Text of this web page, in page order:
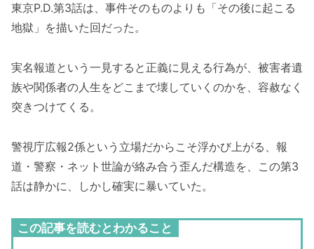
東京P.D.第3話は、事件そのものよりも「その後に起こる
地獄」を描いた回だった。
実名報道という一見すると正義に見える行為が、被害者遺
族や関係者の人生をどこまで壊していくのかを、容赦なく
突きつけてくる。
警視庁広報2係という立場だからこそ浮かび上がる、報
道・警察・ネット世論が絡み合う歪んだ構造を、この第3
話は静かに、しかし確実に暴いていた。
この記事を読むとわかること